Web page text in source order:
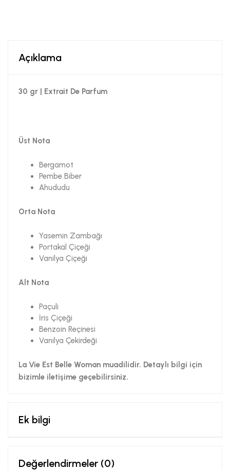
Açıklama
30 gr | Extrait De Parfum
Üst Nota
Bergamot
Pembe Biber
Ahududu
Orta Nota
Yasemin Zambağı
Portakal Çiçeği
Vanilya Çiçeği
Alt Nota
Paçuli
İris Çiçeği
Benzoin Reçinesi
Vanilya Çekirdeği
La Vie Est Belle Woman muadilidir. Detaylı bilgi için
bizimle iletişime geçebilirsiniz.
Ek bilgi
Değerlendirmeler (0)